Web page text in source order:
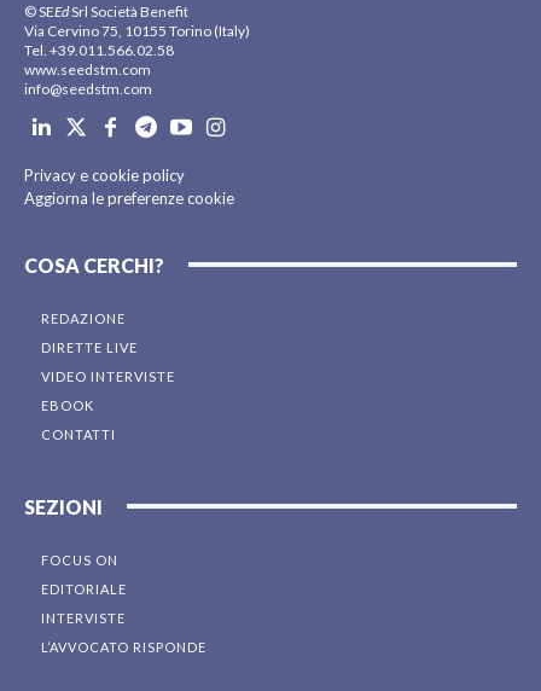
© SEEdSrl Società Benefit
Via Cervino 75, 10155 Torino (Italy)
Tel. +39.011.566.02.58
www.seedstm.com
info@seedstm.com
Privacy e cookie policy
Aggiorna le preferenze cookie
COSA CERCHI?
REDAZIONE
DIRETTE LIVE
VIDEO INTERVISTE
EBOOK
CONTATTI
SEZIONI
FOCUS ON
EDITORIALE
INTERVISTE
L’AVVOCATO RISPONDE